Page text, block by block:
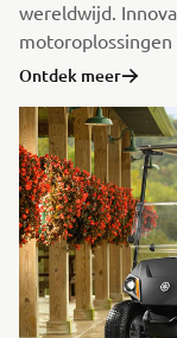
wereldwijd.
Ontdek meer